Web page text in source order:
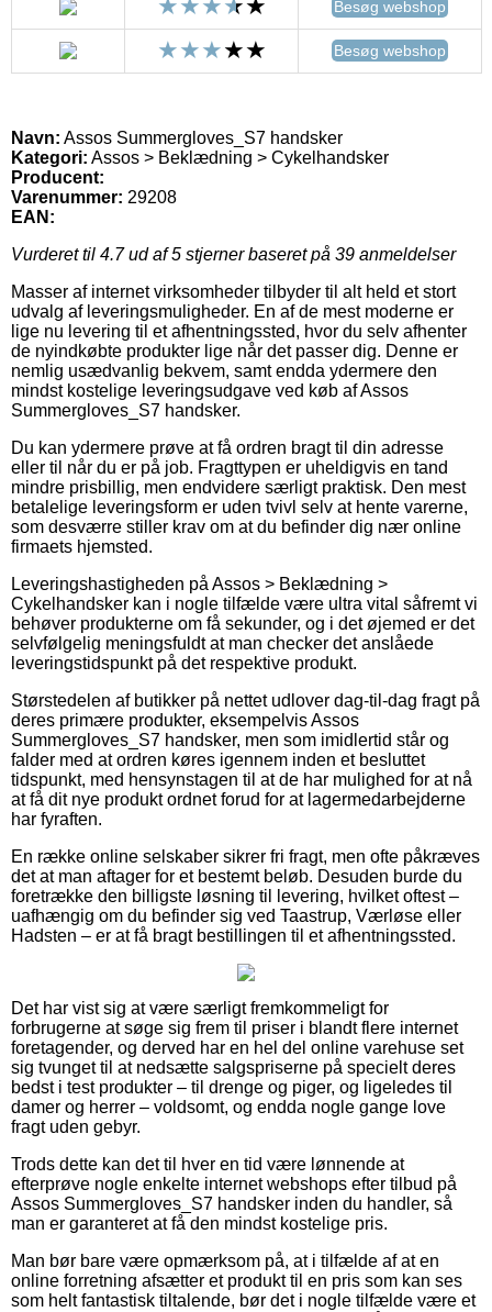
Besøg webshop
Besøg webshop
Navn: Assos Summergloves_S7 handsker
Kategori: Assos > Beklædning > Cykelhandsker
Producent:
Varenummer: 29208
EAN:
Vurderet til 4.7ud af 5 stjerner baseret på 39 anmeldelser
Masser af internet virksomheder tilbyder til alt held et stort
udvalg af leveringsmuligheder. En af de mest moderne er
lige nu levering til et afhentningssted, hvor du selv afhenter
de nyindkøbte produkter lige når det passer dig. Denne er
nemlig usædvanlig bekvem, samt endda ydermere den
mindst kostelige leveringsudgave ved køb af Assos
Summergloves_S7 handsker.
Du kan ydermere prøve at få ordren bragt til din adresse
eller til når du er på job. Fragttypen er uheldigvis en tand
mindre prisbillig, men endvidere særligt praktisk. Den mest
betalelige leveringsform er uden tvivl selv at hente varerne,
som desværre stiller krav om at du befinder dig nær online
firmaets hjemsted.
Leveringshastigheden på Assos > Beklædning >
Cykelhandsker kan i nogle tilfælde være ultra vital såfremt vi
behøver produkterne om få sekunder, og i det øjemed er det
selvfølgelig meningsfuldt at man checker det anslåede
leveringstidspunkt på det respektive produkt.
Størstedelen af butikker på nettet udlover dag-til-dag fragt på
deres primære produkter, eksempelvis Assos
Summergloves_S7 handsker, men som imidlertid står og
falder med at ordren køres igennem inden et besluttet
tidspunkt, med hensynstagen til at de har mulighed for at nå
at få dit nye produkt ordnet forud for at lagermedarbejderne
har fyraften.
En række online selskaber sikrer fri fragt, men ofte påkræves
det at man aftager for et bestemt beløb. Desuden burde du
foretrække den billigste løsning til levering, hvilket oftest –
uafhængig om du befinder sig ved Taastrup, Værløse eller
Hadsten – er at få bragt bestillingen til et afhentningssted.
Det har vist sig at være særligt fremkommeligt for
forbrugerne at søge sig frem til priser i blandt flere internet
foretagender, og derved har en hel del online varehuse set
sig tvunget til at nedsætte salgspriserne på specielt deres
bedst i test produkter – til drenge og piger, og ligeledes til
damer og herrer – voldsomt, og endda nogle gange love
fragt uden gebyr.
Trods dette kan det til hver en tid være lønnende at
efterprøve nogle enkelte internet webshops efter tilbud på
Assos Summergloves_S7 handsker inden du handler, så
man er garanteret at få den mindst kostelige pris.
Man bør bare være opmærksom på, at i tilfælde af at en
online forretning afsætter et produkt til en pris som kan ses
som helt fantastisk tiltalende, bør det i nogle tilfælde være et